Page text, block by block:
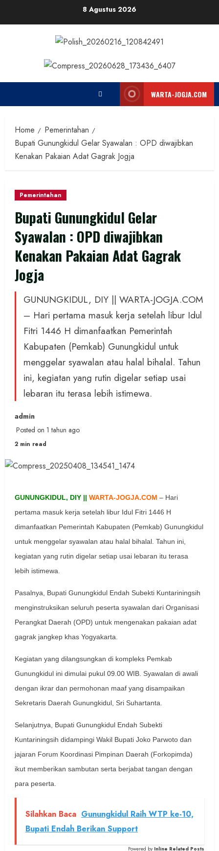
8 Agustus 2026
WARTA-JOGJA.COM
Home
Pemerintahan
Bupati Gunungkidul Gelar Syawalan : OPD diwajibkan
Kenakan Pakaian Adat Gagrak Jogja
Pemerintahan
Bupati Gunungkidul Gelar
Syawalan : OPD diwajibkan
Kenakan Pakaian Adat Gagrak
Jogja
GUNUNGKIDUL, DIY || WARTA-JOGJA.COM
– Hari pertama masuk kerja setelah libur Idul
Fitri 1446 H dimanfaatkan Pemerintah
Kabupaten (Pemkab) Gunungkidul untuk
menggelar syawalan atau halal bihalal. Tahun
ini, kegiatan yang rutin digelar setiap usai
lebaran itu terasa lebih istimewa.
admin
Posted on 1 tahun ago
2 min read
GUNUNGKIDUL, DIY || WARTA-JOGJA.COM – Hari
pertama masuk kerja setelah libur Idul Fitri 1446 H
dimanfaatkan Pemerintah Kabupaten (Pemkab) Gunungkidul
untuk menggelar syawalan atau halal bihalal. Tahun ini,
kegiatan yang rutin digelar setiap usai lebaran itu terasa
lebih istimewa.
Pasalnya, Bupati Gunungkidul Endah Subekti Kuntariningsih
menginstruksikan seluruh peserta syawalan dari Organisasi
Perangkat Daerah (OPD) untuk mengenakan pakaian adat
gagrak jangkep khas Yogyakarta.
Kegiatan yang dilangsungkan di kompleks Pemkab
Gunungkidul ini dimulai pukul 09.00 WIB. Syawalan di awali
dengan ikrar dan permohonan maaf yang disampaikan
Sekretaris Daerah Gunungkidul, Sri Suhartanta.
Selanjutnya, Bupati Gunungkidul Endah Subekti
Kuntariningsih didampingi Wakil Bupati Joko Parwoto dan
jajaran Forum Koordinasi Pimpinan Daerah (Forkopimda)
ikut memberikan sambutan serta berjabat tangan dengan
para peserta.
Silahkan Baca Gunungkidul Raih WTP ke-10,
Bupati Endah Berikan Support
Powered by Inline Related Posts